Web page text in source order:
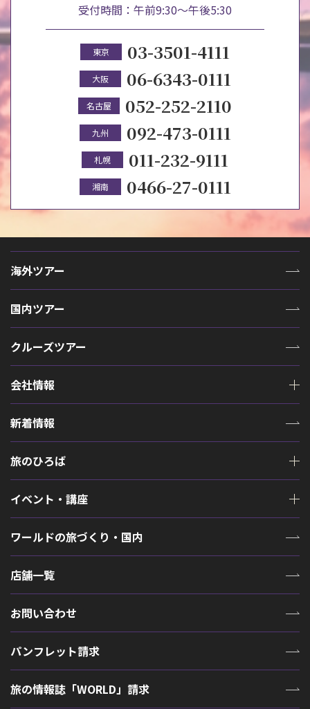
受付時間：午前9:30～午後5:30
東京 03-3501-4111
大阪 06-6343-0111
名古屋 052-252-2110
九州 092-473-0111
札幌 011-232-9111
湘南 0466-27-0111
海外ツアー
国内ツアー
クルーズツアー
会社情報
新着情報
旅のひろば
イベント・講座
ワールドの旅づくり・国内
店舗一覧
お問い合わせ
パンフレット請求
旅の情報誌「WORLD」請求